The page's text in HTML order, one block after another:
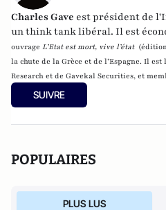
Charles Gave est président de
unthink tanklibéral. Il est
ouvrage L’Etat est mort, vive l’état
la chute de la Grèce et de l’Espagne. Il
Research et de Gavekal Securities, et
SUIVRE
POPULAIRES
PLUS LUS